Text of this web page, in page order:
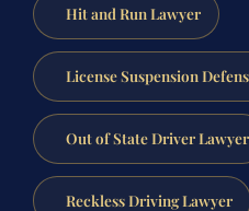
Hit and Run Lawyer
License Suspension
Out of State Driver Lawyer
Reckless Driving Lawyer